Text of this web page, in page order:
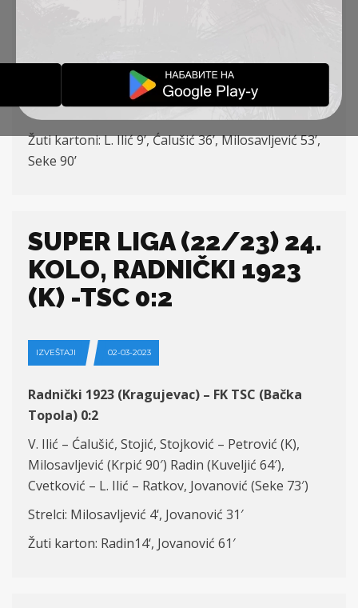
Milosavljević (Mirchevski 74’), L. Ilić (Seke 88’) –
Strelac: Ratkov 70’
Žuti kartoni:L. Ilić9’,Ćalušić36’,Milosavljević53’,
Seke 90’
SUPER LIGA (22/23) 24.
KOLO, RADNIČKI 1923
(K) -TSC 0:2
IZVEŠTAJI 02-03-2023
Radnički 1923 (Kragujevac) – FK TSC (Bačka
Topola) 0:2
V. Ilić – Ćalušić, Stojić, Stojković – Petrović (K),
Milosavljević (Krpić 90′) Radin (Kuveljić 64′),
Cvetković – L. Ilić – Ratkov, Jovanović (Seke 73′)
Strelci: Milosavljević 4‘, Jovanović 31′
Žuti karton: Radin14‘, Jovanović 61′